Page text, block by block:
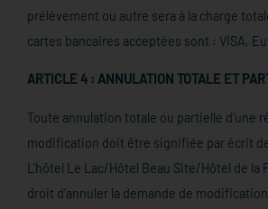
prélèvement ou autre sera à la charge
cartes bancaires acceptées sont : VISA,
ARTICLE 4 : ANNULATION TOTALE ET
Toute annulation totale ou partielle d’une
modification doit être signifiée par écrit
L'hôtel Le Lac/Hôtel Beau Site/Hôtel de la
droit d’annuler la demande de